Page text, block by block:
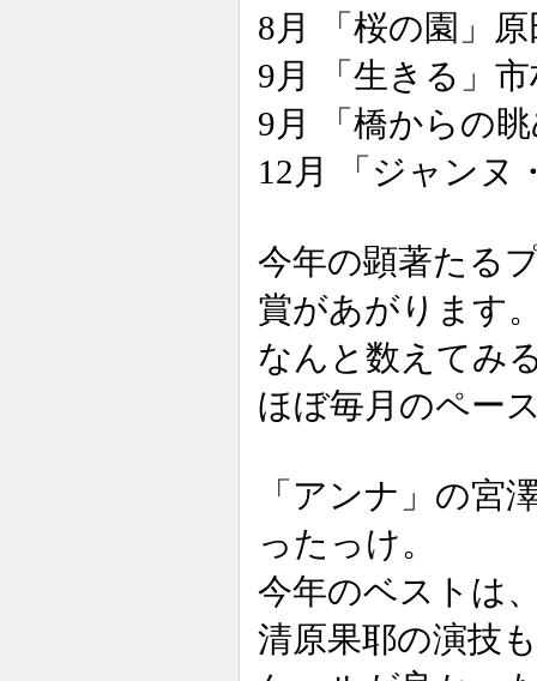
8月 「桜の園」
9月 「生きる」
9月 「橋からの
12月 「ジャンヌ
今年の顕著たる
賞があがります
なんと数えてみ
ほぼ毎月のペー
「アンナ」の宮
ったっけ。
今年のベストは
清原果耶の演技